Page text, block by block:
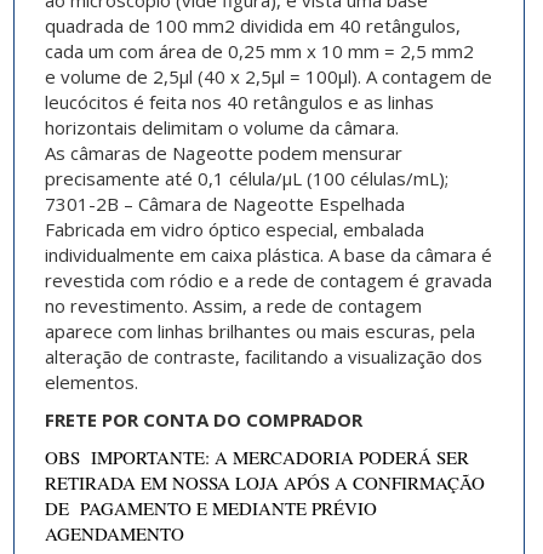
quadrada de 100 mm2 dividida em 40 retângulos,
cada um com área de 0,25 mm x 10 mm = 2,5 mm2
e volume de 2,5μl (40 x 2,5μl = 100μl). A contagem de
leucócitos é feita nos 40 retângulos e as linhas
horizontais delimitam o volume da câmara.
As câmaras de Nageotte podem mensurar
precisamente até 0,1 célula/μL (100 células/mL);
7301-2B – Câmara de Nageotte Espelhada
Fabricada em vidro óptico especial, embalada
individualmente em caixa plástica. A base da câmara é
revestida com ródio e a rede de contagem é gravada
no revestimento. Assim, a rede de contagem
aparece com linhas brilhantes ou mais escuras, pela
alteração de contraste, facilitando a visualização dos
elementos.
FRETE POR CONTA DO COMPRADOR
OBS IMPORTANTE: A MERCADORIA PODERÁ SER
RETIRADA EM NOSSA LOJA APÓS A CONFIRMAÇÃO
DE PAGAMENTO E MEDIANTE PRÉVIO
AGENDAMENTO